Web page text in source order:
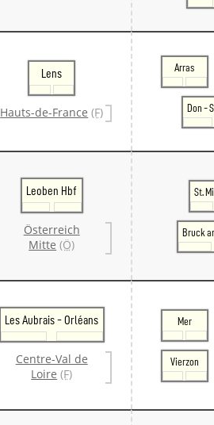
Lens
Hauts-de-France (F)
Arras
Don -
Leoben Hbf
Österreich
Mitte (Ö)
St.
Bruck
Les Aubrais - Orléans
Centre-Val de
Loire (F)
Mer
Vierzon